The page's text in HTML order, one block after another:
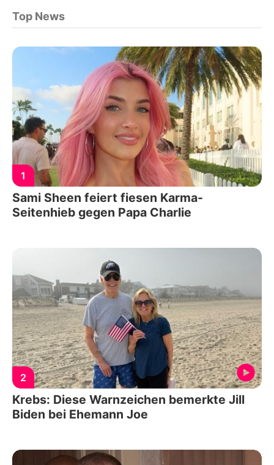
Top News
1
Sami Sheen feiert fiesen Karma-
Seitenhieb gegen Papa Charlie
2
Krebs: Diese Warnzeichen bemerkte Jill
Biden bei Ehemann Joe